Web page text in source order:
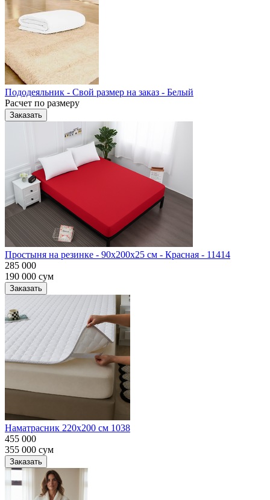
Пододеяльник - Свой размер на заказ - Белый
Расчет по размеру
Заказать
Простыня на резинке - 90x200x25 cм - Красная - 11414
285 000
190 000 сум
Заказать
Наматрасник 220х200 см 1038
455 000
355 000 сум
Заказать